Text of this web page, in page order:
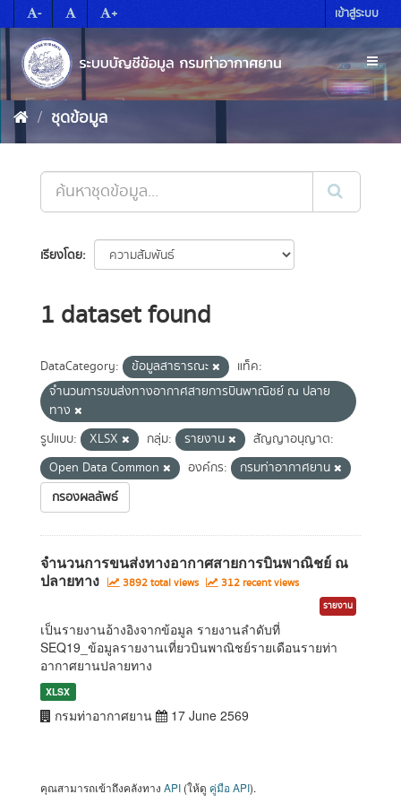
to
content
- + เข้าสู่ระบบ
ชุดข้อมูล
เรียงโดย
1 dataset found
DataCategory: ข้อมูลสาธารณะ
แท็ค:
จำนวนการขนส่งทางอากาศสายการบินพาณิชย์ ณ ปลาย
ทาง
รูปแบบ:
XLSX กลุ่ม: รายงาน
สัญญาอนุญาต:
Open Data Common
องค์กร:
กรมท่าอากาศยาน
กรองผลลัพธ์
จำนวนการขนส่งทางอากาศสายการบินพาณิชย์ ณ
ปลายทาง
3892 total views 312 recent views
รายงาน
เป็นรายงานอ้างอิงจากข้อมูล รายงานลำดับที่
SEQ19_ข้อมูลรายงานเที่ยวบินพาณิชย์รายเดือนรายท่า
อากาศยานปลายทาง
XLSX
กรมท่าอากาศยาน 17 June 2569
คุณสามารถเข้าถึงคลังทาง API (ให้ดู คู่มือ API).